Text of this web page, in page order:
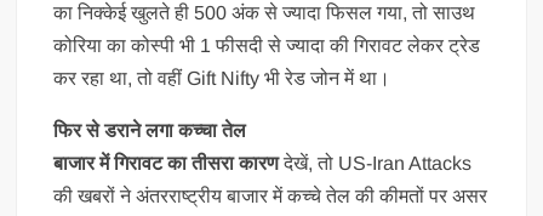
का निक्केई खुलते ही 500 अंक से ज्यादा फिसल गया, तो साउथ
कोरिया का कोस्पी भी 1 फीसदी से ज्यादा की गिरावट लेकर ट्रेड
कर रहा था, तो वहीं Gift Nifty भी रेड जोन में था।
फिर से डराने लगा कच्चा तेल
बाजार में गिरावट का तीसरा कारणदेखें, तो US-Iran Attacks
की खबरों ने अंतरराष्ट्रीय बाजार में कच्चे तेल की कीमतों पर असर